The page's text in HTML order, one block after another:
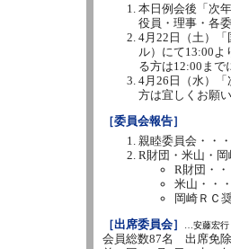
本日例会後「次
役員・理事・各
4月22日（土）
ル）にて13:00
る方は12:00まで
4月26日（水）
方は宜しくお願い
［委員会報告］
親睦委員会・・
R財団・米山・
R財団・
米山・・
岡崎ＲＣ
［出席委員会］
…安藤宏行
会員総数87名 出席免